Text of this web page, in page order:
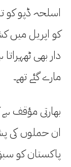
اسلحہ ڈپو کو
کو اپریل میں
دار بھی
مارے گئے تھے۔
بھارتی مؤقف ہے
ان حملوں کی
پاکستان کو